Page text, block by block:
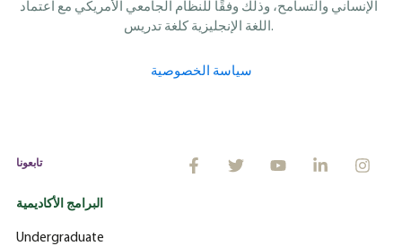
الإنساني والتسامح، وذلك وفقًا للنظام الجامعي الأمريكي مع اعتماد
سياسة الخصوصية
تابعونا
البرامج الأكاديمية
Undergraduate